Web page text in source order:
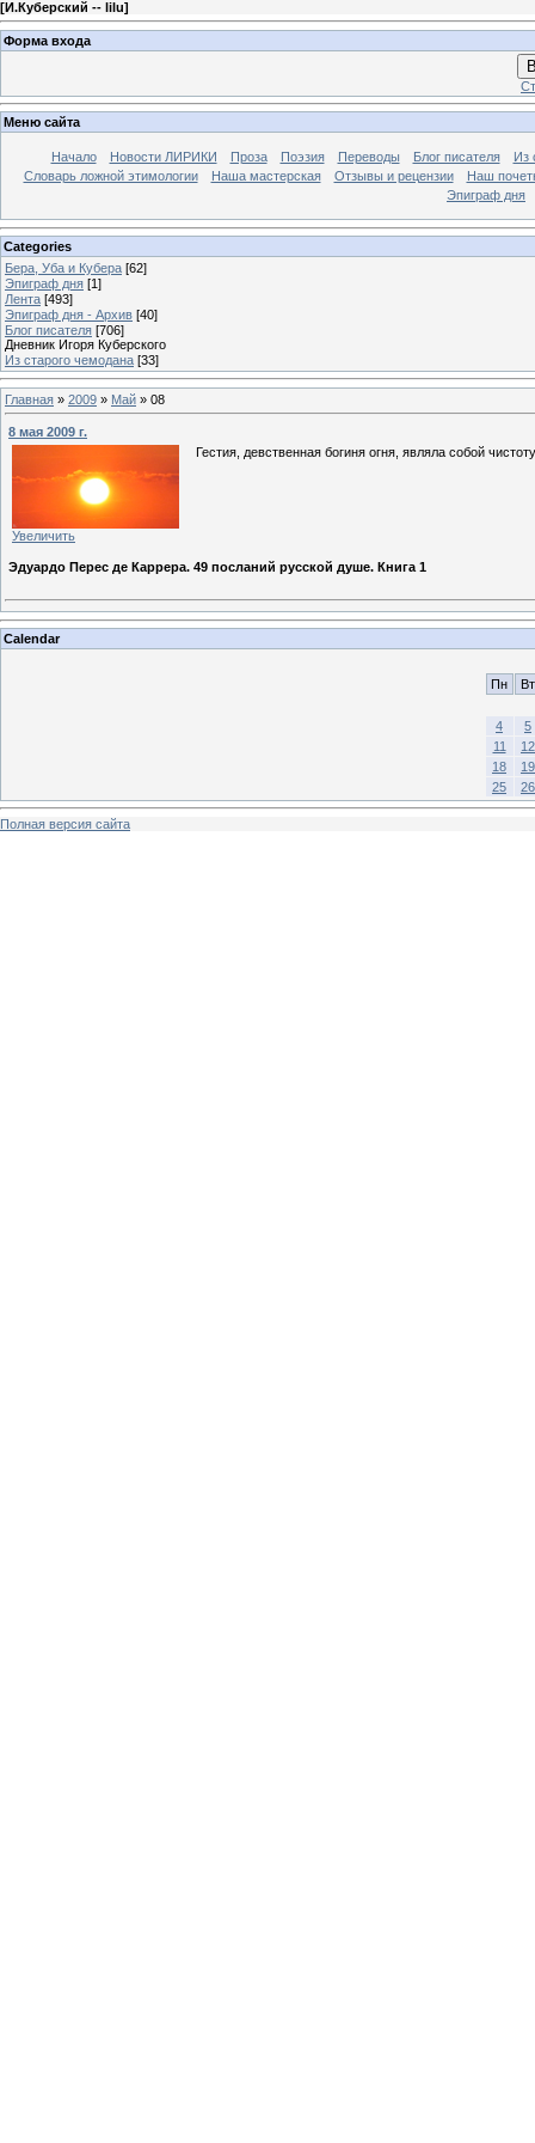
[И.Куберский -- lilu]
Форма входа
Меню сайта
Начало Новости ЛИРИКИ Проза Поэзия Переводы Блог писателя
Из
Словарь ложной этимологии
Наша мастерская Отзывы и рецензии
Наш
Эпиграф дня
Categories
Бера, Уба и Кубера [62]
Эпиграф дня [1]
Лента [493]
Эпиграф дня - Архив [40]
Блог писателя [706]
Дневник Игоря Куберского
Из старого чемодана [33]
Главная » 2009 » Май » 08
8 мая 2009 г.
Увеличить
Гестия, девственная богиня огня, являла собой
Эдуардо Перес де Каррера. 49 посланий русской душе. Книга 1
Calendar
Пн Вт
4
5
11
12
18
19
25
26
Полная версия сайта